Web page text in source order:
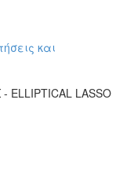
και
LASSO